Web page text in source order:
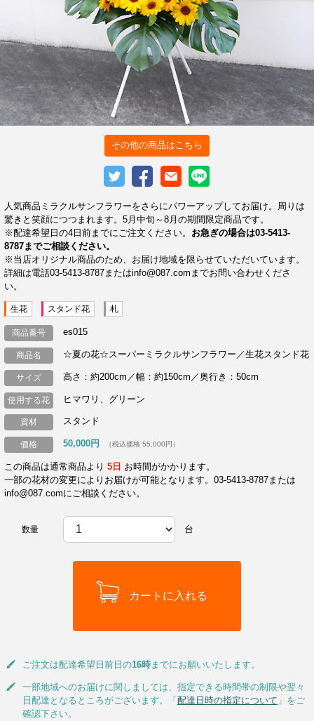
その他の商品はこちら
人気商品ミラクルサンフラワーをさらにパワーアップしてお届け。周りは
驚きと笑顔につつまれます。5月中旬～8月の期間限定商品です。
※配達希望日の4日前までにご注文ください。 お急ぎの場合は03-5413-
8787までご相談ください。
※当店オリジナル商品のため、お届け地域を限らせていただいています。
詳細は電話03-5413-8787またはinfo@087.comまでお問い合わせくださ
い。
生花 スタンド花 札
商品番号 es015
商品名 ☆夏の花☆スーパーミラクルサンフラワー／生花スタンド花
サイズ 高さ：約200cm／幅：約150cm／奥行き：50cm
使用する花 ヒマワリ、グリーン
資材 スタンド
価格 50,000円 （税込価格 55,000円）
この商品は通常商品より5日 お時間がかかります。
一部の花材の変更によりお届けが可能となります。03-5413-8787または
info@087.comにご相談ください。
数量 台
ご注文は配達希望日前日の16時までにお願いいたします。
一部地域へのお届けに関しましては、指定できる時間帯の制限や翌々
日配達となるところがございます。「 配達日時の指定について 」をご
確認下さい。